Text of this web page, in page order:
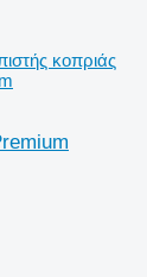
κοπριάς